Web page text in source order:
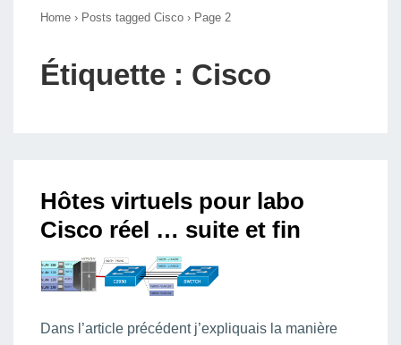
Home › Posts tagged Cisco › Page 2
Étiquette : Cisco
Hôtes virtuels pour labo
Cisco réel … suite et fin
Dans l’article précédent j’expliquais la manière